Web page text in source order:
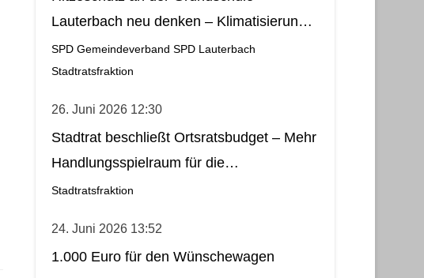
Lauterbach neu denken – Klimatisierung
als wirtschaftliche und nachhaltige Lösung
SPD Gemeindeverband SPD Lauterbach
Stadtratsfraktion
26. Juni 2026 12:30
Stadtrat beschließt Ortsratsbudget – Mehr
Handlungsspielraum für die
Gemeindebezirke
Stadtratsfraktion
24. Juni 2026 13:52
1.000 Euro für den Wünschewagen